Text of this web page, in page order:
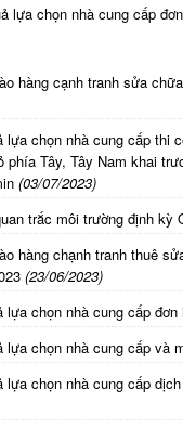
lựa chọn nhà cung cấp
hàng cạnh tranh sửa
lựa chọn nhà cung cấp thi
phía Tây, Tây Nam khai
(03/07/2023)
trắc môi trường định kỳ
hàng chạnh tranh thuê
(23/06/2023)
lựa chọn nhà cung cấp
lựa chọn nhà cung cấp và
lựa chọn nhà cung cấp